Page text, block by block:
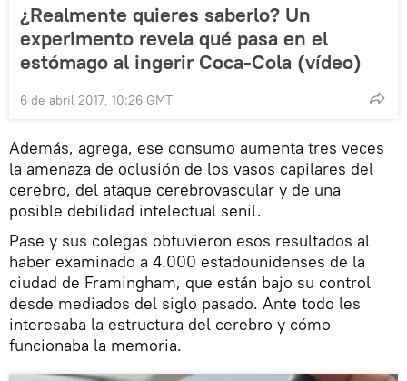
¿Realmente quieres saberlo? Un
experimento revela qué pasa en el
estómago al ingerir Coca-Cola (vídeo)
6 de abril 2017, 10:26 GMT
Además, agrega, ese consumo aumenta tres veces
la amenaza de oclusión de los vasos capilares del
cerebro, del ataque cerebrovascular y de una
posible debilidad intelectual senil.
Pase y sus colegas obtuvieron esos resultados al
haber examinado a 4.000 estadounidenses de la
ciudad de Framingham, que están bajo su control
desde mediados del siglo pasado. Ante todo les
interesaba la estructura del cerebro y cómo
funcionaba la memoria.